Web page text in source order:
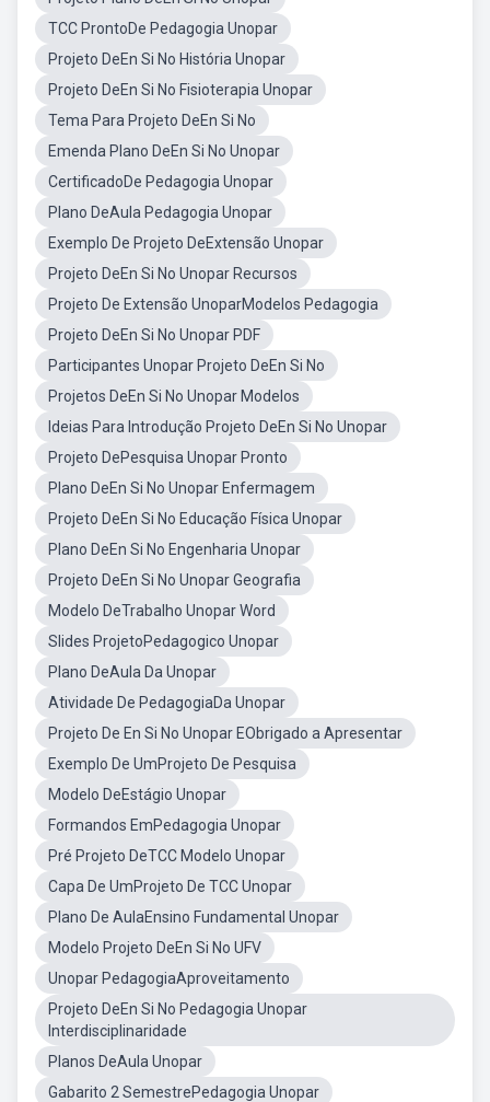
TCC ProntoDe Pedagogia Unopar
Projeto DeEn Si No História Unopar
Projeto DeEn Si No Fisioterapia Unopar
Tema Para Projeto DeEn Si No
Emenda Plano DeEn Si No Unopar
CertificadoDe Pedagogia Unopar
Plano DeAula Pedagogia Unopar
Exemplo De Projeto DeExtensão Unopar
Projeto DeEn Si No Unopar Recursos
Projeto De Extensão UnoparModelos Pedagogia
Projeto DeEn Si No Unopar PDF
Participantes Unopar Projeto DeEn Si No
Projetos DeEn Si No Unopar Modelos
Ideias Para Introdução Projeto DeEn Si No Unopar
Projeto DePesquisa Unopar Pronto
Plano DeEn Si No Unopar Enfermagem
Projeto DeEn Si No Educação Física Unopar
Plano DeEn Si No Engenharia Unopar
Projeto DeEn Si No Unopar Geografia
Modelo DeTrabalho Unopar Word
Slides ProjetoPedagogico Unopar
Plano DeAula Da Unopar
Atividade De PedagogiaDa Unopar
Projeto De En Si No Unopar EObrigado a Apresentar
Exemplo De UmProjeto De Pesquisa
Modelo DeEstágio Unopar
Formandos EmPedagogia Unopar
Pré Projeto DeTCC Modelo Unopar
Capa De UmProjeto De TCC Unopar
Plano De AulaEnsino Fundamental Unopar
Modelo Projeto DeEn Si No UFV
Unopar PedagogiaAproveitamento
Projeto DeEn Si No Pedagogia Unopar
Interdisciplinaridade
Planos DeAula Unopar
Gabarito 2 SemestrePedagogia Unopar